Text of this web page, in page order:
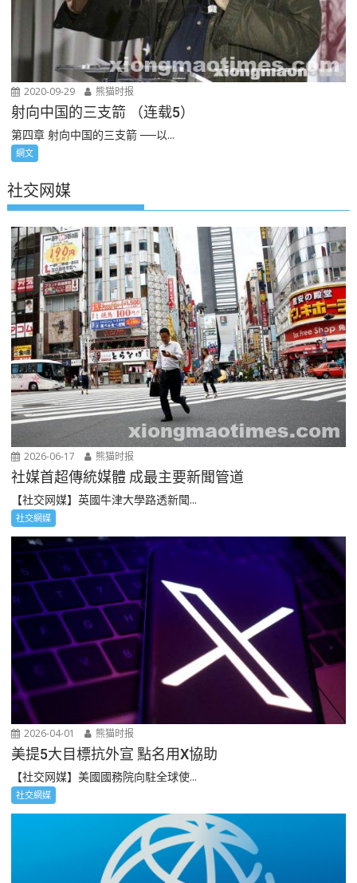
2020-09-29 熊猫时报
射向中国的三支箭 （连载5）
第四章 射向中国的三支箭 ──以...
網文
社交网媒
2026-06-17 熊猫时报
社媒首超傳統媒體 成最主要新聞管道
【社交网媒】英國牛津大學路透新聞...
社交網媒
2026-04-01 熊猫时报
美提5大目標抗外宣 點名用X協助
【社交网媒】美國國務院向駐全球使...
社交網媒